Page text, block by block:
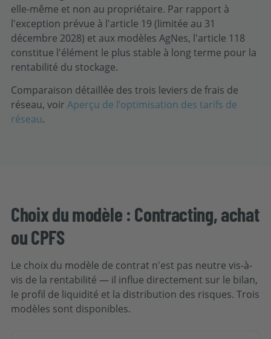
elle-même et non au propriétaire. Par rapport à
l'exception prévue à l'article 19 (limitée au 31
décembre 2028) et aux modèles AgNes, l'article 118
constitue l'élément le plus stable à long terme pour la
rentabilité du stockage.
Comparaison détaillée des trois leviers de frais de
réseau, voir Aperçu de l’optimisation des tarifs de
réseau.
Choix du modèle : Contracting, achat
ou CPFS
Le choix du modèle de contrat n'est pas neutre vis-à-
vis de la rentabilité — il influe directement sur le bilan,
le profil de liquidité et la distribution des risques. Trois
modèles sont disponibles.